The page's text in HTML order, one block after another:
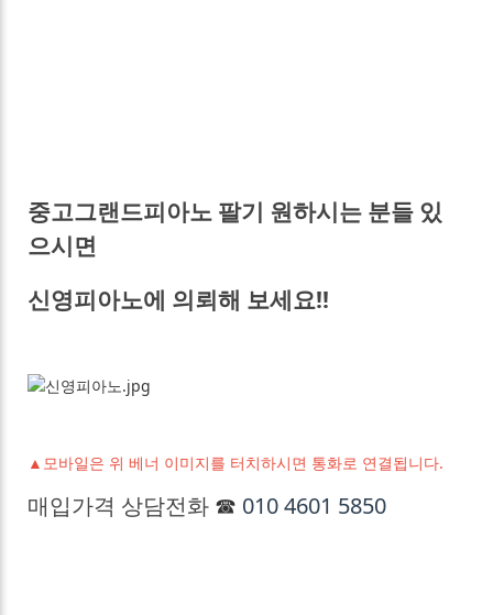
중고그랜드피아노 팔기 원하시는 분들 있
으시면
신영피아노에 의뢰해 보세요!!
▲모바일은 위 베너 이미지를 터치하시면 통화로 연결됩니다.
매입가격 상담전화 ☎ 010 4601 5850